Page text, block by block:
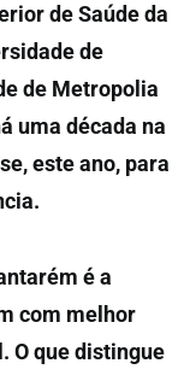
de Saúde da
de
de Metropolia
uma década na
este ano, para
é a
com melhor
O que distingue